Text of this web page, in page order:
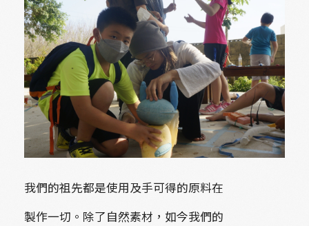
我們的祖先都是使用及手可得的原料在
製作一切。除了自然素材，如今我們的